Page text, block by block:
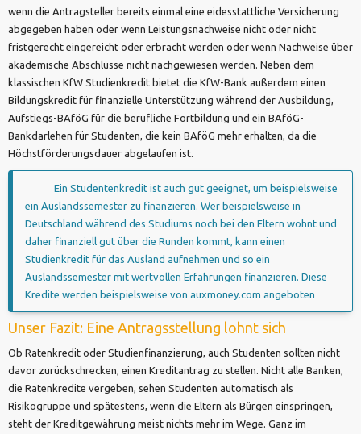
wenn die Antragsteller bereits einmal eine eidesstattliche Versicherung
abgegeben haben oder wenn Leistungsnachweise nicht oder nicht
fristgerecht eingereicht oder erbracht werden oder wenn Nachweise über
akademische Abschlüsse nicht nachgewiesen werden. Neben dem
klassischen KfW Studienkredit bietet die KfW-Bank außerdem einen
Bildungskredit für finanzielle Unterstützung während der Ausbildung,
Aufstiegs-BAföG für die berufliche Fortbildung und ein BAföG-
Bankdarlehen für Studenten, die kein BAföG mehr erhalten, da die
Höchstförderungsdauer abgelaufen ist.
Ein Studentenkredit ist auch gut geeignet, um beispielsweise
ein Auslandssemester zu finanzieren. Wer beispielsweise in
Deutschland während des Studiums noch bei den Eltern wohnt und
daher finanziell gut über die Runden kommt, kann einen
Studienkredit für das Ausland aufnehmen und so ein
Auslandssemester mit wertvollen Erfahrungen finanzieren. Diese
Kredite werden beispielsweise von auxmoney.com angeboten
Unser Fazit: Eine Antragsstellung lohnt sich
Ob Ratenkredit oder Studienfinanzierung, auch Studenten sollten nicht
davor zurückschrecken, einen Kreditantrag zu stellen. Nicht alle Banken,
die Ratenkredite vergeben, sehen Studenten automatisch als
Risikogruppe und spätestens, wenn die Eltern als Bürgen einspringen,
steht der Kreditgewährung meist nichts mehr im Wege. Ganz im